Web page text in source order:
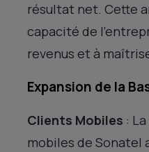
résultat net. Cette
capacité de
revenus et à
Expansion de la
Clients Mobiles :
mobiles de Sonatel